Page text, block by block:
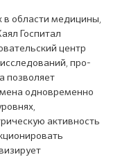
в области медицины,
Госпитал
центр
про-
позволяет
одновременно
активность